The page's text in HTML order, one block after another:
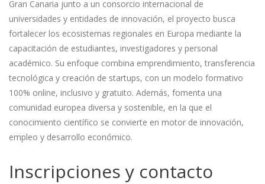
Gran Canaria junto a un consorcio internacional de
universidades y entidades de innovación, el proyecto busca
fortalecer los ecosistemas regionales en Europa mediante la
capacitación de estudiantes, investigadores y personal
académico. Su enfoque combina emprendimiento, transferencia
tecnológica y creación de startups, con un modelo formativo
100% online, inclusivo y gratuito. Además, fomenta una
comunidad europea diversa y sostenible, en la que el
conocimiento científico se convierte en motor de innovación,
empleo y desarrollo económico.
Inscripciones y contacto